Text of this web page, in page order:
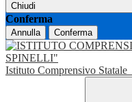
Chiudi
Conferma
Annulla Conferma
Istituto Comprensivo Statale